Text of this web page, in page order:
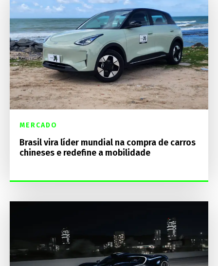
MERCADO
Brasil vira líder mundial na compra de carros
chineses e redefine a mobilidade